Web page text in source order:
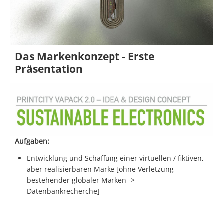
Das Markenkonzept - Erste
Präsentation
Aufgaben:
Entwicklung und Schaffung einer virtuellen / fiktiven,
aber realisierbaren Marke [ohne Verletzung
bestehender globaler Marken ->
Datenbankrecherche]